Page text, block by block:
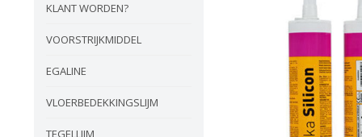
KLANT WORDEN?
VOORSTRIJKMIDDEL
EGALINE
VLOERBEDEKKINGSLIJM
TEGELLIJM